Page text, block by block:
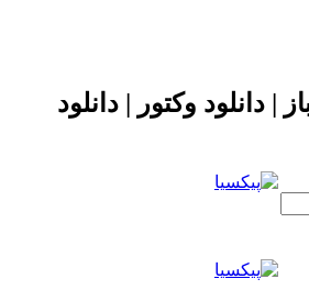
| دانلود وکتور | دانلود